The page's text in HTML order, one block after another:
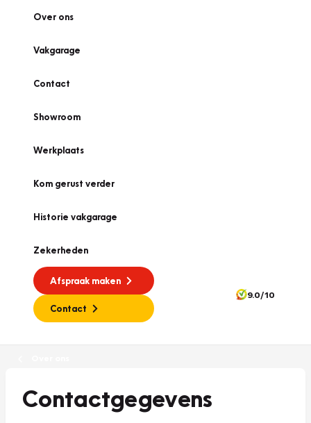
Over ons
Vakgarage
Contact
Showroom
Werkplaats
Kom gerust verder
Historie vakgarage
Zekerheden
Afspraak maken
Contact
9.0/10
Contactgegevens